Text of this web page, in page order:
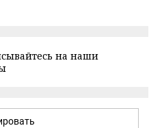
на наши